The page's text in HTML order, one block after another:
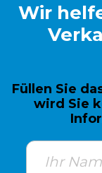
Wir
Füllen Sie
wird Sie